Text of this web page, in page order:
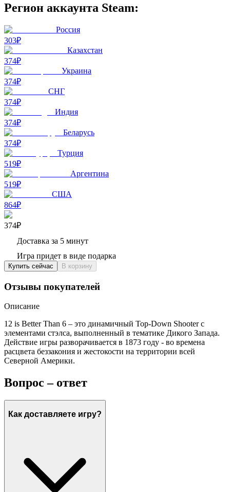
Регион аккаунта Steam:
Россия
303₽
Казахстан
374₽
Украина
374₽
СНГ
374₽
Индия
374₽
Беларусь
374₽
Турция
519₽
Аргентина
519₽
США
864₽
374₽
Доставка за 5 минут
Игра придет в виде подарка
Купить сейчас В корзину
Отзывы покупателей
Описание
12 is Better Than 6 – это динамичный Top-Down Shooter с
элементами стэлса, выполненный в тематике Дикого Запада.
Действие игры разворачивается в 1873 году - во времена
расцвета беззакония и жестокости на территории всей
Северной Америки.
Вопрос – ответ
Как доставляете игру?